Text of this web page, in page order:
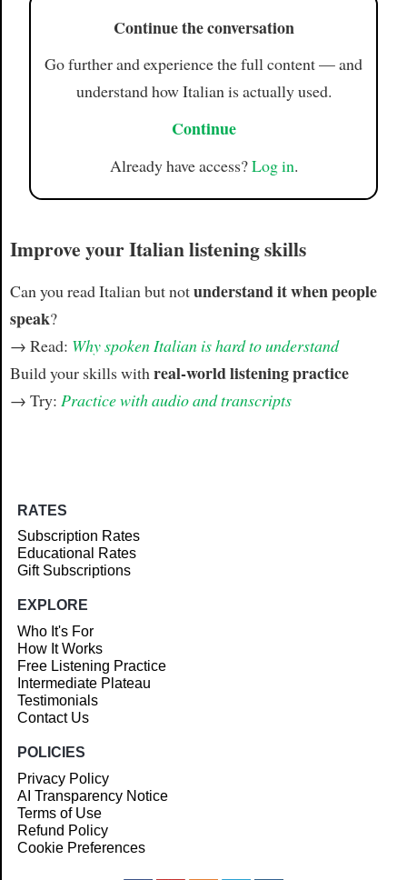
Continue the conversation
Go further and experience the full content — and
understand how Italian is actually used.
Continue
Already have access?Log in.
Improve your Italian listening skills
Can you read Italian but notunderstand it when people
speak?
→ Read: Why spoken Italian is hard to understand
Build your skills withreal-world listening practice
→ Try: Practice with audio and transcripts
RATES
Subscription Rates
Educational Rates
Gift Subscriptions
EXPLORE
Who It's For
How It Works
Free Listening Practice
Intermediate Plateau
Testimonials
Contact Us
POLICIES
Privacy Policy
AI Transparency Notice
Terms of Use
Refund Policy
Cookie Preferences